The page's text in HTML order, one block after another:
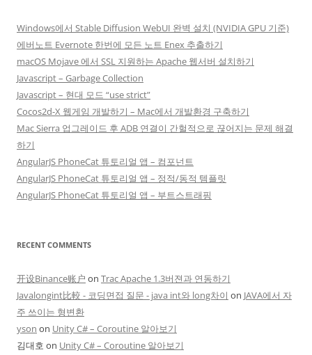
Windows에서 Stable Diffusion WebUI 완벽 설치 (NVIDIA GPU 기준)
에버노트 Evernote 한번에 모든 노트 Enex 추출하기
macOS Mojave 에서 SSL 지원하는 Apache 웹서버 설치하기
Javascript – Garbage Collection
Javascript – 현대 모드 “use strict”
Cocos2d-X 웹게임 개발하기 – Mac에서 개발환경 구축하기
Mac Sierra 업그레이드 후 ADB 연결이 간헐적으로 끊어지는 문제 해결
하기
AngularJS PhoneCat 튜토리얼 앱 – 컴포넌트
AngularJS PhoneCat 튜토리얼 앱 – 정적/동적 템플릿
AngularJS PhoneCat 튜토리얼 앱 – 부트스트래핑
RECENT COMMENTS
开设Binance账户 on Trac Apache 1.3버젼과 연동하기
Javalongint比較 - 코딩면접 질문 - java int와 long차이 on JAVA에서 자
주 쓰이는 형변환
yson on Unity C# – Coroutine 알아보기
김대호 on Unity C# – Coroutine 알아보기